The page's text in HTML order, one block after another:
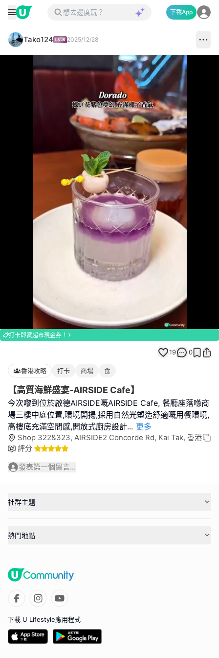
下載App
Tako124 2025/12/28
Loaded:
100.00%
打卡即賞超市現金券！
19 0
香港攻略 打卡 商場 食
【高質海鮮盛宴-AIRSIDE Cafe】
今次嚟到位於啟德AIRSIDE嘅AIRSIDE Cafe, 餐廳座落喺商
場三樓中庭位置,環境開揚,採用自然光塑造舒適嘅用餐環境,
高樓底充滿空間感,開放式廚房設計... 更多
Shop 322&323, AIRSIDE2 Concorde Rd, Kai Tak, 香港
評分
發表第一個留言...
社群主題
熱門地點
下載 U Lifestyle應用程式